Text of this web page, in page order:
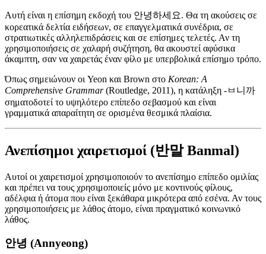
Αυτή είναι η επίσημη εκδοχή του 안녕하세요. Θα τη ακούσεις σε
κορεατικά δελτία ειδήσεων, σε επαγγελματικά συνέδρια, σε
στρατιωτικές αλληλεπιδράσεις και σε επίσημες τελετές. Αν τη
χρησιμοποιήσεις σε χαλαρή συζήτηση, θα ακουστεί αφύσικα
άκαμπτη, σαν να χαιρετάς έναν φίλο με υπερβολικά επίσημο τρόπο.
Όπως σημειώνουν οι Yeon και Brown στο Korean: A
Comprehensive Grammar(Routledge, 2011), η κατάληξη -ㅂ니까
σηματοδοτεί το υψηλότερο επίπεδο σεβασμού και είναι
γραμματικά απαραίτητη σε ορισμένα θεσμικά πλαίσια.
Ανεπίσημοι χαιρετισμοί (반말 Banmal)
Αυτοί οι χαιρετισμοί χρησιμοποιούν το ανεπίσημο επίπεδο ομιλίας
και πρέπει να τους χρησιμοποιείς μόνο με κοντινούς φίλους,
αδέλφια ή άτομα που είναι ξεκάθαρα μικρότερα από εσένα. Αν τους
χρησιμοποιήσεις με λάθος άτομο, είναι πραγματικό κοινωνικό
λάθος.
안녕 (Annyeong)